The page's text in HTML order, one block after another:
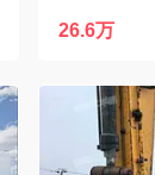
26.6万